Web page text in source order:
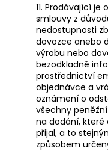
11. Prodávající
smlouvy z
nedostupnosti
dovozce anebo
výrobu nebo
bezodkladně
prostřednictví
objednávce a
oznámení o
všechny
na dodání, které
přijal, a to
způsobem